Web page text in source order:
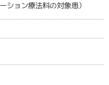
ション療法料の対象患）